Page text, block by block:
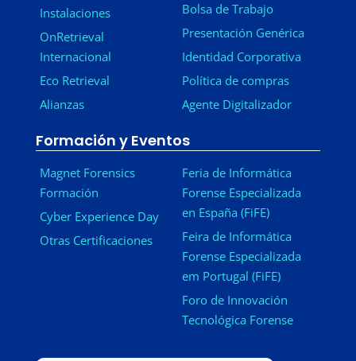
Instalaciones
OnRetrieval
Internacional
Eco Retrieval
Alianzas
Bolsa de Trabajo
Presentación Genérica
Identidad Corporativa
Política de compras
Agente Digitalizador
Formación y Eventos
Magnet Forensics
Formación
Cyber Experience Day
Otras Certificaciones
Feria de Informática
Forense Especializada
en España (FiFE)
Feira de Informática
Forense Especializada
em Portugal (FiFE)
Foro de Innovación
Tecnológica Forense